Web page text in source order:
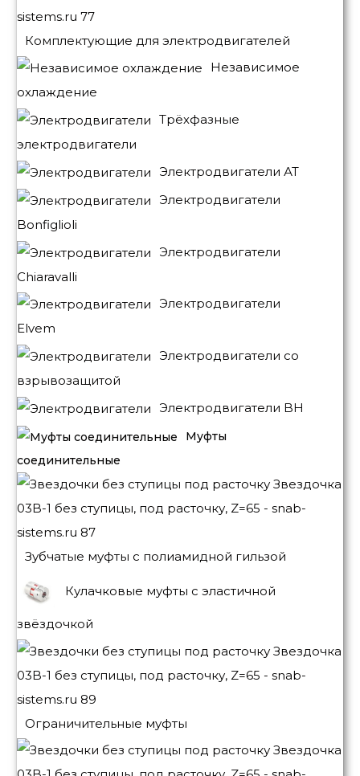
Комплектующие для электродвигателей
Независимое
охлаждение
Трёхфазные
электродвигатели
Электродвигатели АТ
Электродвигатели
Bonfiglioli
Электродвигатели
Chiaravalli
Электродвигатели
Elvem
Электродвигатели со
взрывозащитой
Электродвигатели BH
Муфты
соединительные
Зубчатые муфты с полиамидной гильзой
Кулачковые муфты с эластичной
звёздочкой
Ограничительные муфты